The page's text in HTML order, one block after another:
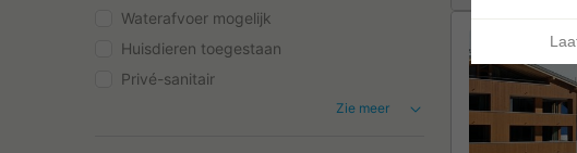
Waterafvoer mogelijk
Huisdieren toegestaan
Privé-sanitair
Zie meer